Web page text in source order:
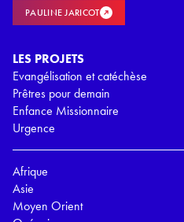
PAULINE JARICOT
LES PROJETS
Evangélisation et catéchèse
Prêtres pour demain
Enfance Missionnaire
Urgence
Afrique
Asie
Moyen Orient